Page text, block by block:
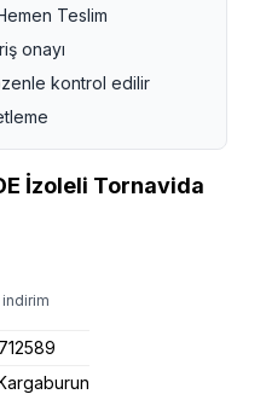
Teslim
onayı
kontrol edilir
İzoleli Tornavida